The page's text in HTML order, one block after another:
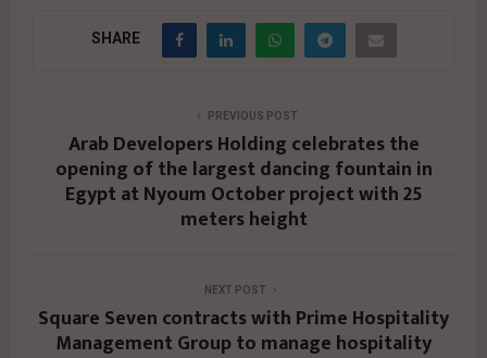
SHARE
PREVIOUS POST
Arab Developers Holding celebrates the
opening of the largest dancing fountain in
Egypt at Nyoum October project with 25
meters height
NEXT POST
Square Seven contracts with Prime Hospitality
Management Group to manage hospitality